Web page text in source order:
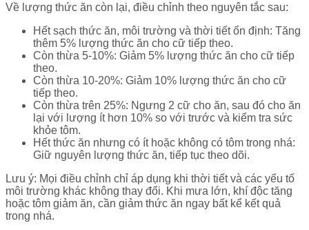
Về lượng thức ăn còn lại, điều chỉnh theo nguyên tắc sau:
Hết sạch thức ăn, môi trường và thời tiết ổn định: Tăng
thêm 5% lượng thức ăn cho cữ tiếp theo.
Còn thừa 5-10%: Giảm 5% lượng thức ăn cho cữ tiếp
theo.
Còn thừa 10-20%: Giảm 10% lượng thức ăn cho cữ
tiếp theo.
Còn thừa trên 25%: Ngưng 2 cữ cho ăn, sau đó cho ăn
lại với lượng ít hơn 10% so với trước và kiểm tra sức
khỏe tôm.
Hết thức ăn nhưng có ít hoặc không có tôm trong nhá:
Giữ nguyên lượng thức ăn, tiếp tục theo dõi.
Lưu ý: Mọi điều chỉnh chỉ áp dụng khi thời tiết và các yếu tố
môi trường khác không thay đổi. Khi mưa lớn, khí độc tăng
hoặc tôm giảm ăn, cần giảm thức ăn ngay bất kể kết quả
trong nhá.